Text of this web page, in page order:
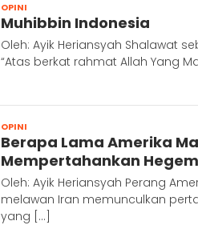
OPINI
Muhibbin Indonesia
Oleh: Ayik Heriansyah Shalawat
“Atas berkat rahmat Allah Yang
OPINI
Berapa Lama Amerika
Mempertahankan
Oleh: Ayik Heriansyah Perang
melawan Iran memunculkan
yang […]